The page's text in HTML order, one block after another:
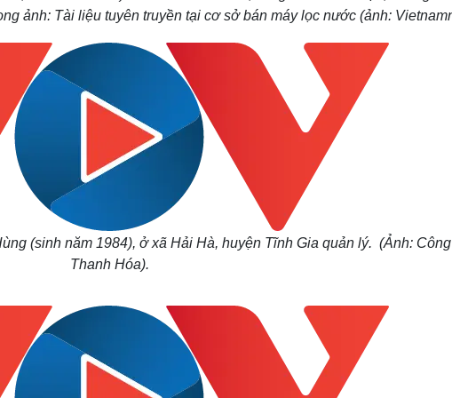
ảnh: Tài liệu tuyên truyền tại cơ sở bán máy lọc nước (ảnh:
(sinh năm 1984), ở xã Hải Hà, huyện Tĩnh Gia quản lý. (Ảnh:
Thanh Hóa).